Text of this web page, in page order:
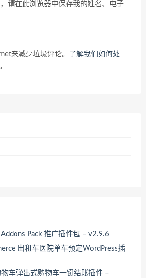
，请在此浏览器中保存我的姓名、电子
来减少垃圾评论。
了解我们如何处
。
Pack 推广插件包 – v2.9.6
出租车医院单车预定WordPress插
物车弹出式购物车一键结账插件 –